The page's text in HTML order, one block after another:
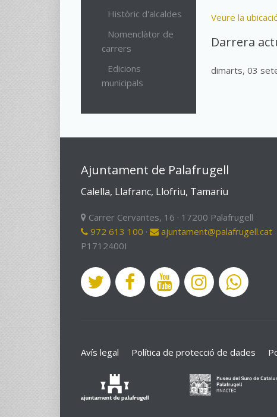
Veure la
Darrera
dimarts, 03
Històric d'alcaldes
Nomenclàtor de
carrers
Edicions
municipals
Ajuntament de Palafrugell
Calella, Llafranc, Llofriu, Tamariu
Carrer Cervantes, 16 · 17200 Palafrugell
972 613 100 ·
ajuntament@palafrugell.cat
P1712400I
Avís legal Política de protecció de dades